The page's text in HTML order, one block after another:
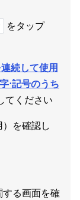
をタップ
続して使用
⋅記号のうち
てください
を確認し
る画面を確